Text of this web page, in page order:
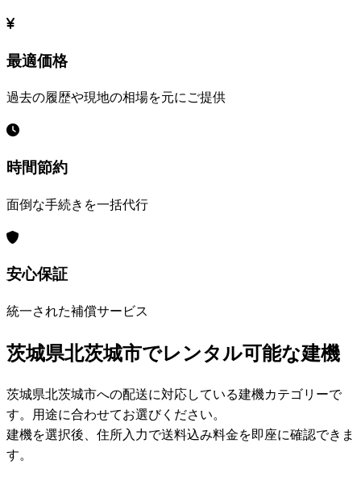
最適価格
過去の履歴や現地の相場を元にご提供
時間節約
面倒な手続きを一括代行
安心保証
統一された補償サービス
茨城県北茨城市でレンタル可能な建機
茨城県北茨城市への配送に対応している建機カテゴリーで
す。用途に合わせてお選びください。
建機を選択後、住所入力で送料込み料金を即座に確認できま
す。